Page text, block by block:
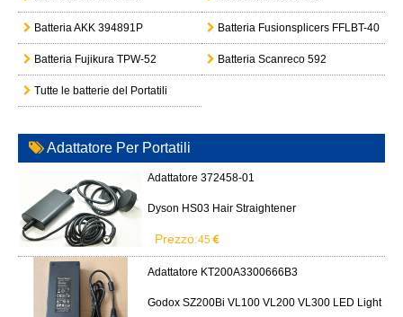
Batteria AKK 394891P Batteria Fusionsplicers FFLBT-40
Batteria Fujikura TPW-52 Batteria Scanreco 592
Tutte le batterie del Portatili
Adattatore Per Portatili
Adattatore 372458-01
Dyson HS03 Hair Straightener
Prezzo:45
Adattatore KT200A3300666B3
Godox SZ200Bi VL100 VL200 VL300 LED Light